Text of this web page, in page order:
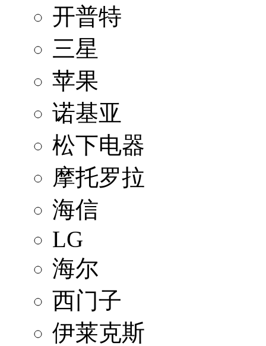
开普特
三星
苹果
诺基亚
松下电器
摩托罗拉
海信
LG
海尔
西门子
伊莱克斯